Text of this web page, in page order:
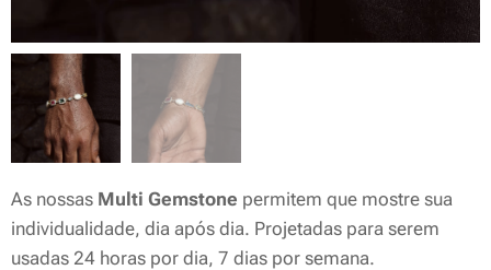
As nossas Multi Gemstone permitem que mostre sua
individualidade, dia após dia. Projetadas para serem
usadas 24 horas por dia, 7 dias por semana.